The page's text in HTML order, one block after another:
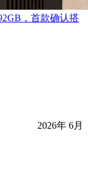
，首款确认搭
2026年 6月